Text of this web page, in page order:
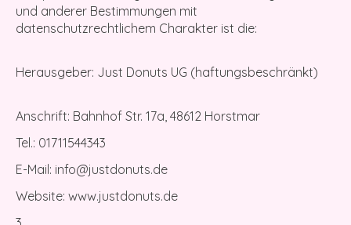
und anderer Bestimmungen mit
datenschutzrechtlichem Charakter ist die:
Herausgeber: Just Donuts UG (haftungsbeschränkt)
Anschrift: Bahnhof Str. 17a, 48612 Horstmar
Tel.: 01711544343
E-Mail: info@justdonuts.de
Website: www.justdonuts.de